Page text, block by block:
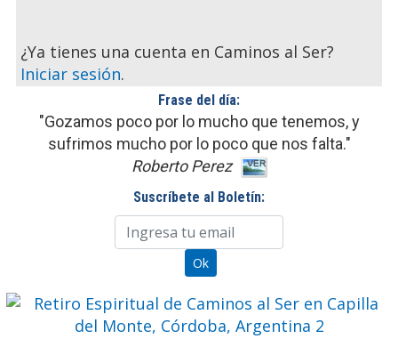
¿Ya tienes una cuenta en Caminos al Ser?
Iniciar sesión.
Frase del día:
"Gozamos poco por lo mucho que tenemos, y
sufrimos mucho por lo poco que nos falta."
Roberto Perez
Suscríbete al Boletín: